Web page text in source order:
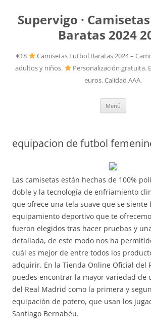
Supervigo ·
Baratas 2024
€18
Camisetas Futbol Baratas 2024 –
adultos y niños.
Personalización gratuita.
euros. Calidad AAA.
Menú
equipacion de futbol
Las camisetas están hechas de 100%
doble y la tecnología de enfriamiento
que ofrece una tela suave que se siente
equipamiento deportivo que te
fueron elegidos tras hacer pruebas y
detallada, de este modo nos ha
cuál es mejor de entre todos los
adquirir. En la Tienda Online Oficial del
puedes encontrar la mayor variedad de
del Real Madrid como la primera y
equipación de potero, que usan los
Santiago Bernabéu.